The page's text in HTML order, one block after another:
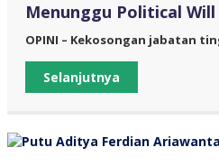
Menunggu Political
OPINI – Kekosongan jabatan
Selanjutnya